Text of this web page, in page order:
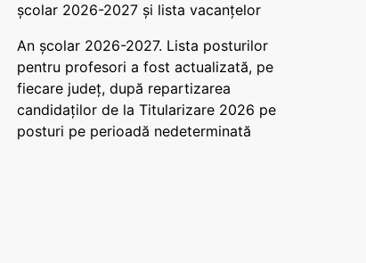
școlar 2026-2027 și lista vacanțelor
An școlar 2026-2027. Lista posturilor
pentru profesori a fost actualizată, pe
fiecare județ, după repartizarea
candidaților de la Titularizare 2026 pe
posturi pe perioadă nedeterminată